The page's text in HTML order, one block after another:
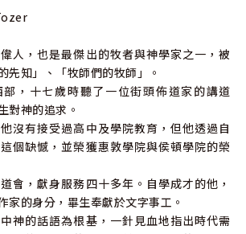
人，也是最傑出的牧者與神學家之一，被
先知」、「牧師們的牧師」。
，十七歲時聽了一位街頭佈道家的講道
對神的追求。
沒有接受過高中及學院教育，但他透過自
個缺憾，並榮獲惠敦學院與侯頓學院的榮
會，獻身服務四十多年。自學成才的他，
家的身分，畢生奉獻於文字事工。
神的話語為根基，一針見血地指出時代需